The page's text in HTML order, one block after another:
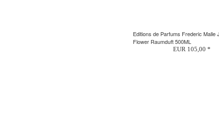
Editions de Parfums Frederic Malle
Flower Raumduft 500ML
EUR 105,00 *